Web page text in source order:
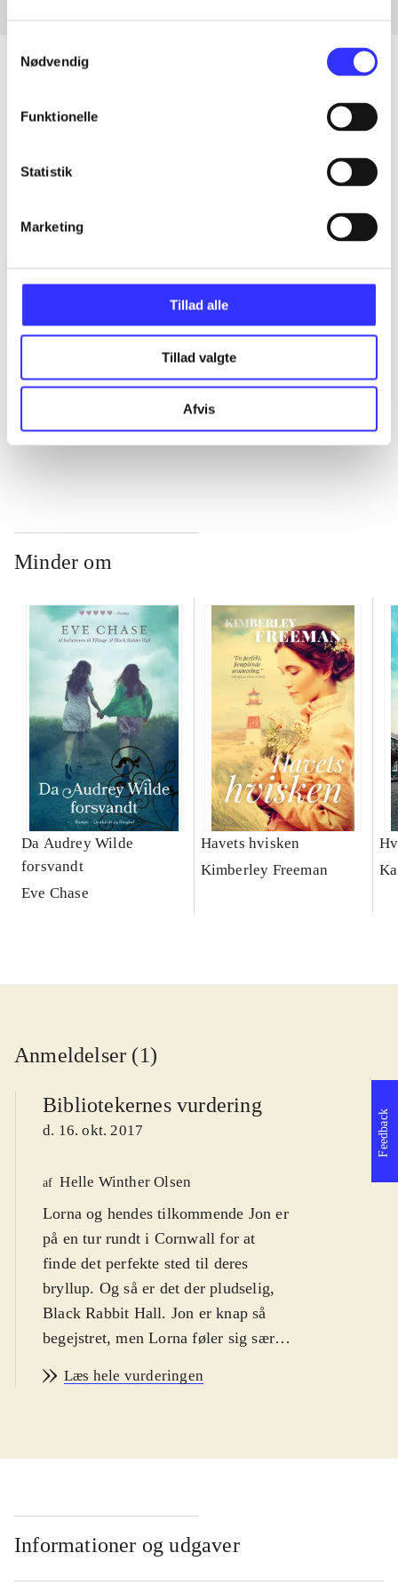
Nødvendig
Funktionelle
Statistik
Marketing
Tillad alle
Tillad valgte
Afvis
Artikler
...
Minder om
Da Audrey Wilde
forsvandt
Eve Chase
Havets hvisken
Kimberley Freeman
Anmeldelser (1)
Bibliotekernes vurdering
d. 16. okt. 2017
af Helle Winther Olsen
Lorna og hendes tilkommende Jon er
på en tur rundt i Cornwall for at
finde det perfekte sted til deres
bryllup. Og så er det der pludselig,
Black Rabbit Hall. Jon er knap så
begejstret, men Lorna føler sig sært
underholdning for kvindelige læsere
en London-familie med fire børn, der
skønne omgivelser. Med moren, der
kaldes Momma, som det strålende
centrum oplever børnene deres
lykkeligste stunder, der dog slukkes
Læs hele vurderingen
Informationer og udgaver
Feedback